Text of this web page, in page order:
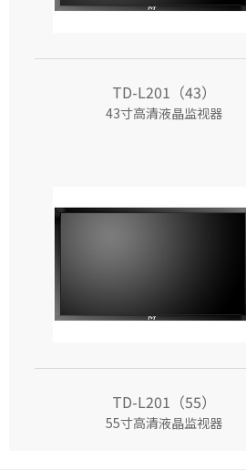
TD-L201（43）
43寸高清液晶监视器
TD-L201（55）
55寸高清液晶监视器